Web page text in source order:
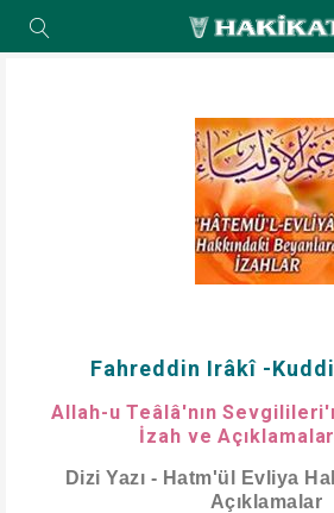
Fahreddin Irâkî -
Allah-u Teâlâ'nın
İzah ve
Dizi Yazı - Hatm'ül Evliya
Açıklamalar